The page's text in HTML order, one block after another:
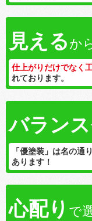
見える か
仕上がりだけでなく
れております。
バランス
「優塗装」は名の通
あります！
心配り で